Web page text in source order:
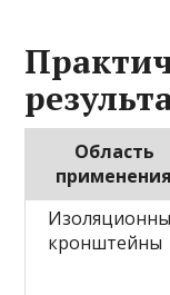
Область
применения
кронштейны